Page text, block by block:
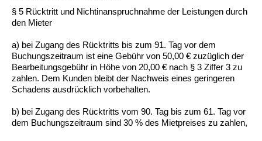
§ 5 Rücktritt und Nichtinanspruchnahme der Leistungen durch
den Mieter
a) bei Zugang des Rücktritts bis zum 91. Tag vor dem
Buchungszeitraum ist eine Gebühr von 50,00 € zuzüglich der
Bearbeitungsgebühr in Höhe von 20,00 € nach § 3 Ziffer 3 zu
zahlen. Dem Kunden bleibt der Nachweis eines geringeren
Schadens ausdrücklich vorbehalten.
b) bei Zugang des Rücktritts vom 90. Tag bis zum 61. Tag vor
dem Buchungszeitraum sind 30 % des Mietpreises zu zahlen,